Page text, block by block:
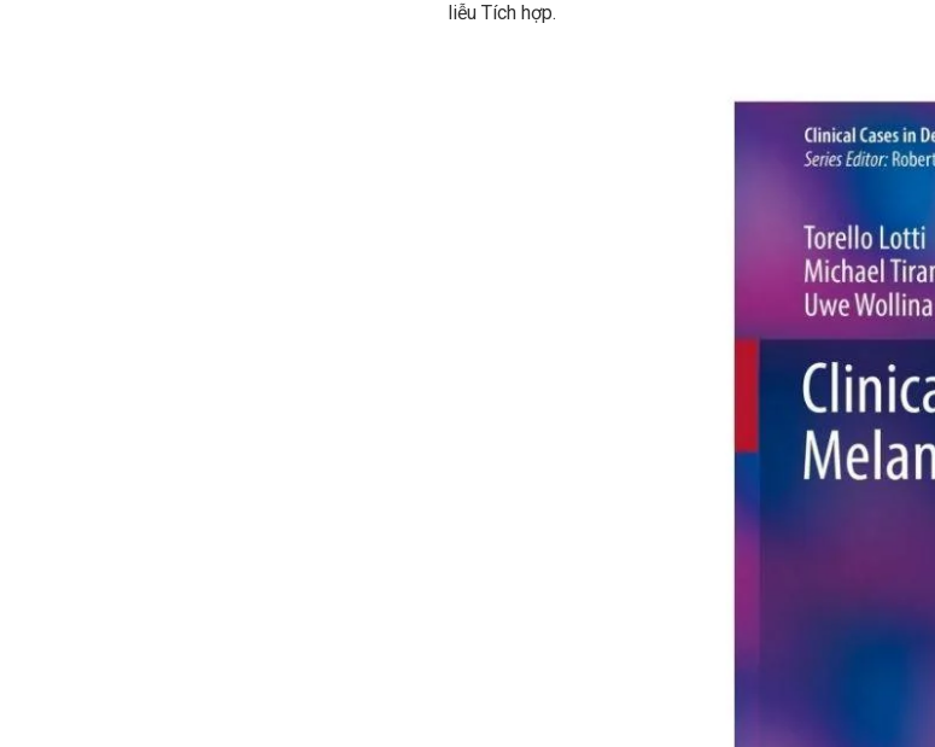
liễu Tích hợp.